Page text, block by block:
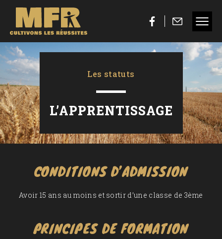
Les statuts
L’APPRENTISSAGE
CONDITIONS D’ADMISSION
Avoir 15 ans au moins et sortir d’une classe de 3ème
PRINCIPES DE FORMATION